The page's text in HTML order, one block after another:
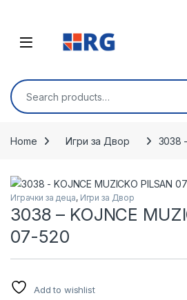
Open
Search for:
Home Игри за Двор 3038
Играчки за деца, Игри за Двор
3038 – KOJNCE
07-520
Add to wishlist